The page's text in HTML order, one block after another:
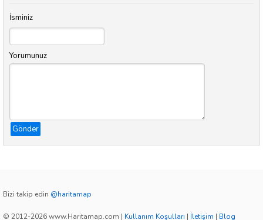
İsminiz
Yorumunuz
Gönder
Bizi takip edin @haritamap
© 2012-2026 www.Haritamap.com | Kullanım Koşulları | İletişim | Blog